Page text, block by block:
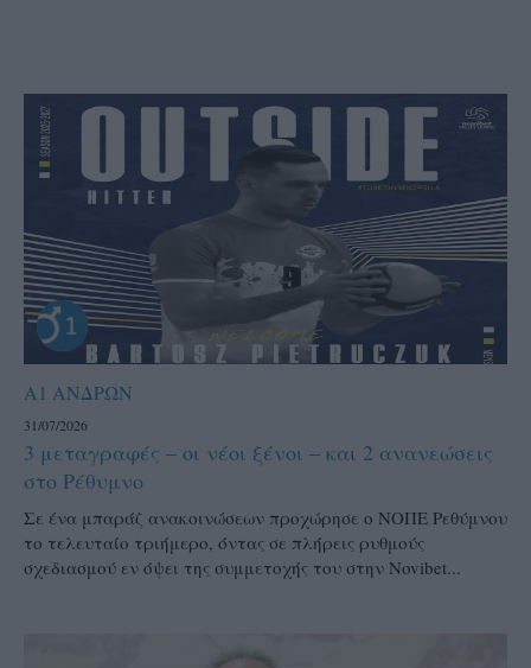
Α1 ΑΝΔΡΩΝ
31/07/2026
3 μεταγραφές – οι νέοι ξένοι – και 2 ανανεώσεις
στο Ρέθυμνο
Σε ένα μπαράζ ανακοινώσεων προχώρησε ο ΝΟΠΕ Ρεθύμνου
το τελευταίο τριήμερο, όντας σε πλήρεις ρυθμούς
σχεδιασμού εν όψει της συμμετοχής του στην Novibet...